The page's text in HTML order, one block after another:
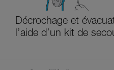
Décrochage et
l’aide d’un kit de